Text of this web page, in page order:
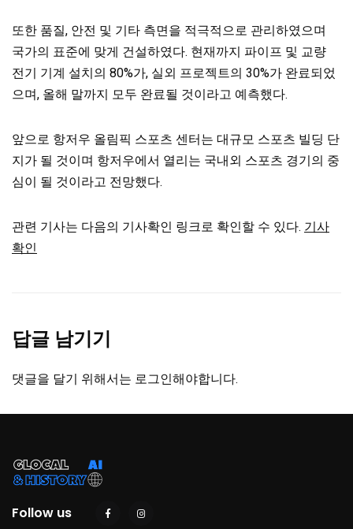
또한 품질, 안전 및 기타 측면을 적극적으로 관리하였으며
국가의 표준에 맞게 건설하였다. 현재까지 파이프 및 교량
전기 기계 설치의 80%가, 실외 프로젝트의 30%가 완료되었
으며, 올해 말까지 모두 완료될 것이라고 예측했다.
앞으로 항저우 올림픽 스포츠 센터는 대규모 스포츠 빌딩 단
지가 될 것이며 항저우에서 열리는 국내외 스포츠 경기의 중
심이 될 것이라고 전망했다.
관련 기사는 다음의 기사확인 링크로 확인할 수 있다. 기사
확인
답글 남기기
댓글을 달기 위해서는 로그인해야합니다.
Follow us